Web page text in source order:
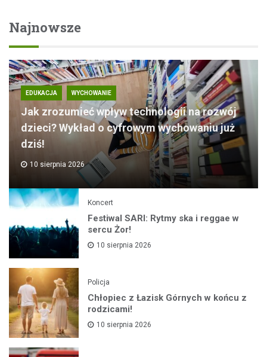
Najnowsze
EDUKACJA WYCHOWANIE
Jak zrozumieć wpływ technologii na rozwój
dzieci? Wykład o cyfrowym wychowaniu już
dziś!
10 sierpnia 2026
Koncert
Festiwal SARI: Rytmy ska i reggae w
sercu Żor!
10 sierpnia 2026
Policja
Chłopiec z Łazisk Górnych w końcu z
rodzicami!
10 sierpnia 2026